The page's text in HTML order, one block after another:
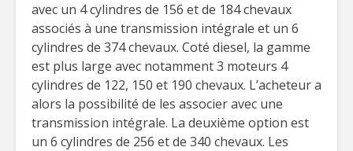
avec un 4 cylindres de 156 et de 184 chevaux
associés à une transmission intégrale et un 6
cylindres de 374 chevaux. Coté diesel, la gamme
est plus large avec notamment 3 moteurs 4
cylindres de 122, 150 et 190 chevaux. L’acheteur a
alors la possibilité de les associer avec une
transmission intégrale. La deuxième option est
un 6 cylindres de 256 et de 340 chevaux. Les